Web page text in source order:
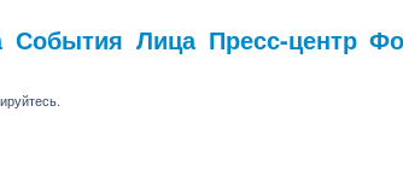
События Лица Пресс-центр